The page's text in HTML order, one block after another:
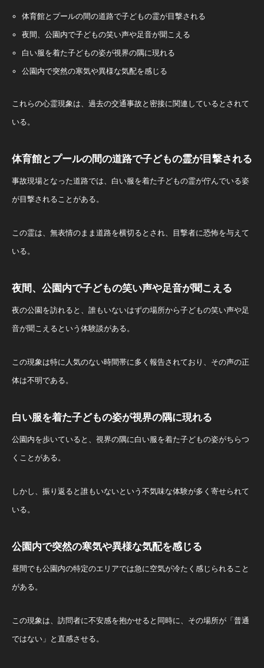
体育館とプールの間の道路で子どもの霊が目撃される
夜間、公園内で子どもの笑い声や足音が聞こえる
白い服を着た子どもの姿が視界の隅に現れる
公園内で突然の寒気や異様な気配を感じる
これらの心霊現象は、過去の交通事故と密接に関連しているとされて
いる。
体育館とプールの間の道路で子どもの霊が目撃される
事故現場となった道路では、白い服を着た子どもの霊が佇んでいる姿
が目撃されることがある。
この霊は、無表情のまま道路を横切るとされ、目撃者に恐怖を与えて
いる。
夜間、公園内で子どもの笑い声や足音が聞こえる
夜の公園を訪れると、誰もいないはずの場所から子どもの笑い声や足
音が聞こえるという体験談がある。
この現象は特に人気のない時間帯に多く報告されており、その声の正
体は不明である。
白い服を着た子どもの姿が視界の隅に現れる
公園内を歩いていると、視界の隅に白い服を着た子どもの姿がちらつ
くことがある。
しかし、振り返ると誰もいないという不気味な体験が多く寄せられて
いる。
公園内で突然の寒気や異様な気配を感じる
昼間でも公園内の特定のエリアでは急に空気が冷たく感じられること
がある。
この現象は、訪問者に不安感を抱かせると同時に、その場所が「普通
ではない」と直感させる。